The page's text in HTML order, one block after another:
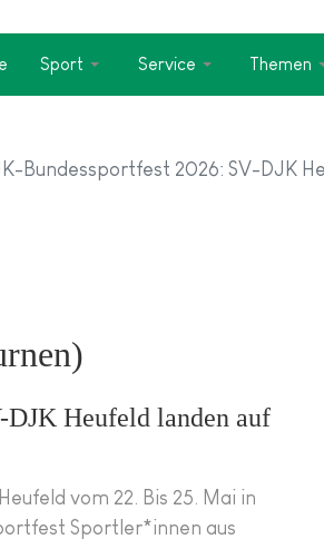
Sport Service Themen
Bundessportfest 2026: SV-DJK
Heufeld landen auf
vom 22. Bis 25. Mai in
Sportler*innen aus